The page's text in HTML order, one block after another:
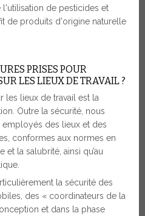
de pesticides et
de produits d'origine naturelle
PRISES POUR
LES LIEUX DE TRAVAIL ?
les lieux de travail est la
Outre la sécurité, nous
employés des lieux et des
conformes aux normes en
et la salubrité, ainsi qu’au
la sécurité des
des « coordinateurs de la
et dans la phase